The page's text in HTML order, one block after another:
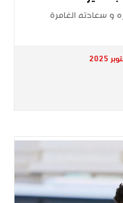
و سعادته الغامرة